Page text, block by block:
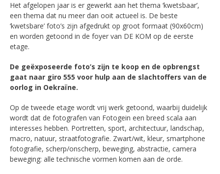
Het afgelopen jaar is er gewerkt aan het thema ‘kwetsbaar’,
een thema dat nu meer dan ooit actueel is. De beste
‘kwetsbare’ foto’s zijn afgedrukt op groot formaat (90x60cm)
en worden getoond in de foyer van DE KOM op de eerste
etage.
De geëxposeerde foto’s zijn te koop en de opbrengst
gaat naar giro 555 voor hulp aan de slachtoffers van de
oorlog in Oekraïne.
Op de tweede etage wordt vrij werk getoond, waarbij duidelijk
wordt dat de fotografen van Fotogein een breed scala aan
interesses hebben. Portretten, sport, architectuur, landschap,
macro, natuur, straatfotografie. Zwart/wit, kleur, smartphone
fotografie, scherp/onscherp, beweging, abstractie, camera
beweging: alle technische vormen komen aan de orde.